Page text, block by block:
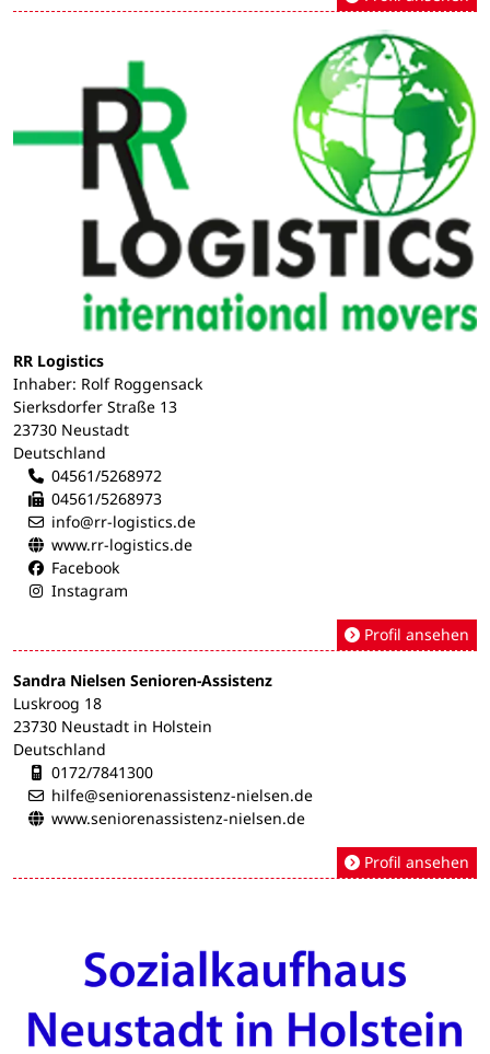
RR Logistics
Inhaber: Rolf Roggensack
Sierksdorfer Straße 13
23730 Neustadt
Deutschland
04561/5268972
04561/5268973
info@rr-logistics.de
www.rr-logistics.de
Facebook
Instagram
Profil ansehen
Sandra Nielsen Senioren-Assistenz
Luskroog 18
23730 Neustadt in Holstein
Deutschland
Mobilnummer:
0172/7841300
hilfe@seniorenassistenz-nielsen.de
www.seniorenassistenz-nielsen.de
Profil ansehen